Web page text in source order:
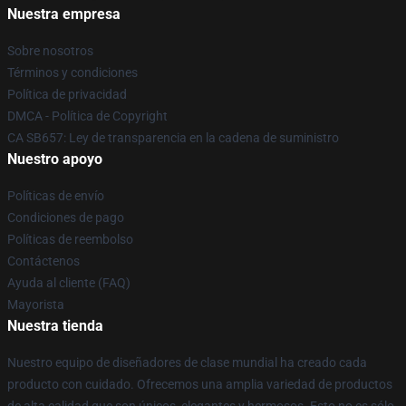
Nuestra empresa
Sobre nosotros
Términos y condiciones
Política de privacidad
DMCA - Política de Copyright
CA SB657: Ley de transparencia en la cadena de suministro
Nuestro apoyo
Políticas de envío
Condiciones de pago
Políticas de reembolso
Contáctenos
Ayuda al cliente (FAQ)
Mayorista
Nuestra tienda
Nuestro equipo de diseñadores de clase mundial ha creado cada
producto con cuidado. Ofrecemos una amplia variedad de productos